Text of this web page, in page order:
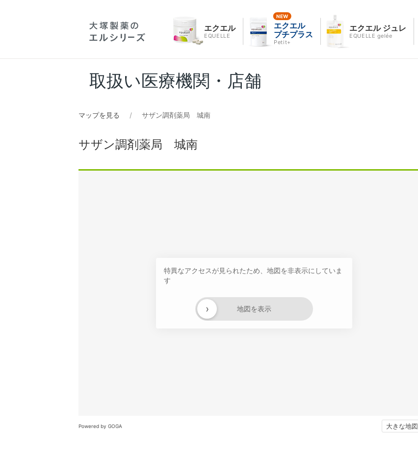
エクエル
EQUELLE
エクエル
プチプラス
Petit+
エクエル ジュレ
EQUELLE gelée
取扱い医療機関・店舗
マップを見る サザン調剤薬局 城南
サザン調剤薬局 城南
特異なアクセスが見られたため、地図を非表示にしていま
す
地図を表示
›
Powered by GOGA 大きな地図